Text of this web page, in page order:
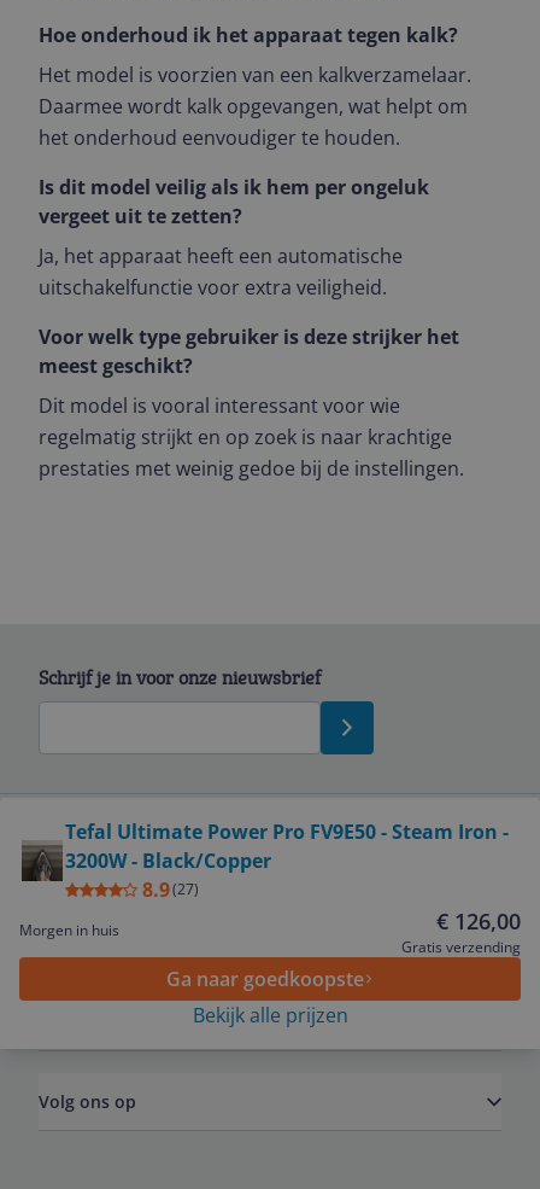
Hoe onderhoud ik het apparaat tegen kalk?
Het model is voorzien van een kalkverzamelaar.
Daarmee wordt kalk opgevangen, wat helpt om
het onderhoud eenvoudiger te houden.
Is dit model veilig als ik hem per ongeluk
vergeet uit te zetten?
Ja, het apparaat heeft een automatische
uitschakelfunctie voor extra veiligheid.
Voor welk type gebruiker is deze strijker het
meest geschikt?
Dit model is vooral interessant voor wie
regelmatig strijkt en op zoek is naar krachtige
prestaties met weinig gedoe bij de instellingen.
Tefal Ultimate Power Pro FV9E50 - Steam Iron -
3200W - Black/Copper
8.9(27)
Morgen in huis
€ 126,00
Gratis verzending
Ga naar goedkoopste
Bekijk alle prijzen
Schrijf je in voor onze nieuwsbrief
Service
Algemeen
Volg ons op